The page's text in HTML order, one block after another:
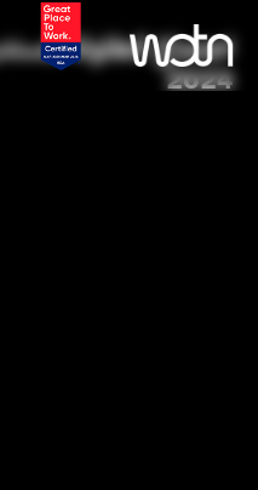
اجتماع الطاولة
2024